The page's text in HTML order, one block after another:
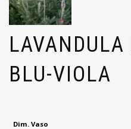
LAVANDULA
BLU-VIOLA
Dim. Vaso